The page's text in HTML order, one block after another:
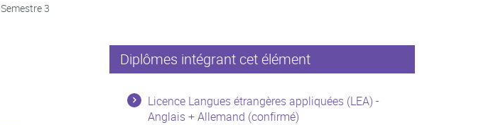
Semestre 3
Diplômes intégrant cet élément
Licence Langues étrangères appliquées (LEA) -
Anglais + Allemand (confirmé)